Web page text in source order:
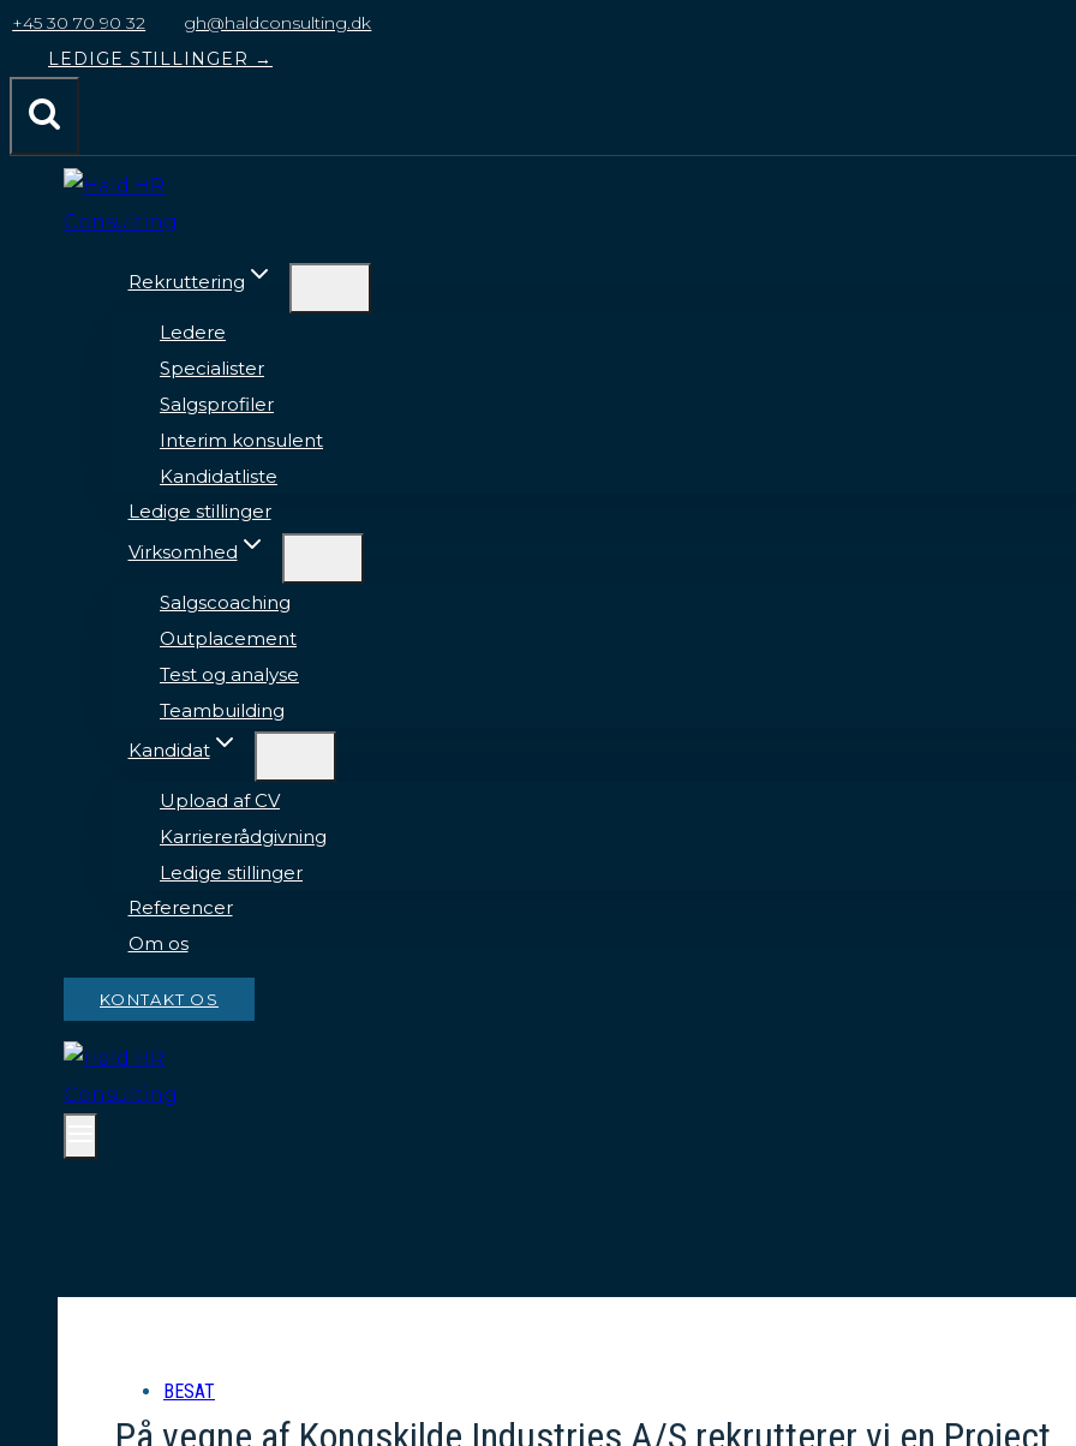
til
indhold
+45 30 70 90 32
gh@haldconsulting.dk
LEDIGE STILLINGER →
Rekruttering
Ledere
Specialister
Salgsprofiler
Interim konsulent
Kandidatliste
Ledige stillinger
Virksomhed
Salgscoaching
Outplacement
Test og analyse
Teambuilding
Kandidat
Upload af CV
Karriererådgivning
Ledige stillinger
Referencer
Om os
KONTAKT OS
BESAT
På vegne af Kongskilde Industries A/S rekrutterer vi en Project